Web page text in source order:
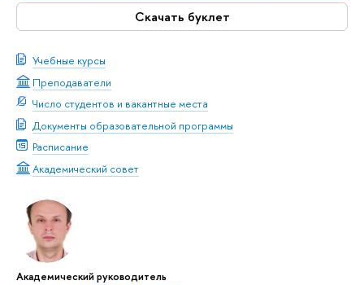
Скачать буклет
Учебные курсы
Преподаватели
Число студентов и вакантные места
Документы образовательной программы
Расписание
Академический совет
Академический руководитель